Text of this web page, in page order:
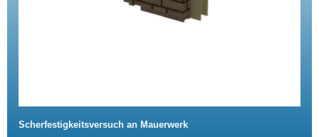
Scherfestigkeitsversuch an Mauerwerk